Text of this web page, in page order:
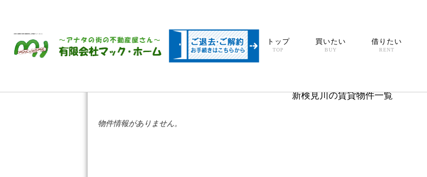
トップ
TOP
買いたい
BUY
借りたい
RENT
新検見川の賃貸物件一覧
物件情報がありません。